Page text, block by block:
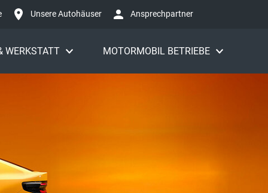
Unsere Autohäuser Ansprechpartner
WERKSTATT MOTORMOBIL BETRIEBE